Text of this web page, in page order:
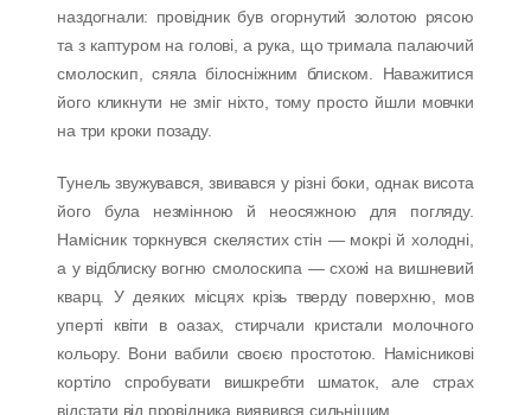
наздогнали: провідник був огорнутий золотою рясою
та з каптуром на голові, а рука, що тримала палаючий
смолоскип, сяяла білосніжним блиском. Наважитися
його кликнути не зміг ніхто, тому просто йшли мовчки
на три кроки позаду.
Тунель звужувався, звивався у різні боки, однак висота
його була незмінною й неосяжною для погляду.
Намісник торкнувся скелястих стін — мокрі й холодні,
а у відблиску вогню смолоскипа — схожі на вишневий
кварц. У деяких місцях крізь тверду поверхню, мов
уперті квіти в оазах, стирчали кристали молочного
кольору. Вони вабили своєю простотою. Намісникові
кортіло спробувати вишкребти шматок, але страх
відстати від провідника виявився сильнішим.